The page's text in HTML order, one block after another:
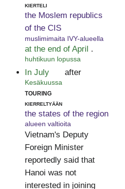
kierteli
the Moslem republics
of the CIS
muslimimaita IVY-alueella
at the end of April
huhtikuun lopussa
.
In July
Kesäkuussa
after
touring
kierreltyään
the states of the region
alueen valtioita
Vietnam's Deputy
Foreign Minister
reportedly said that
Hanoi was not
interested in joining